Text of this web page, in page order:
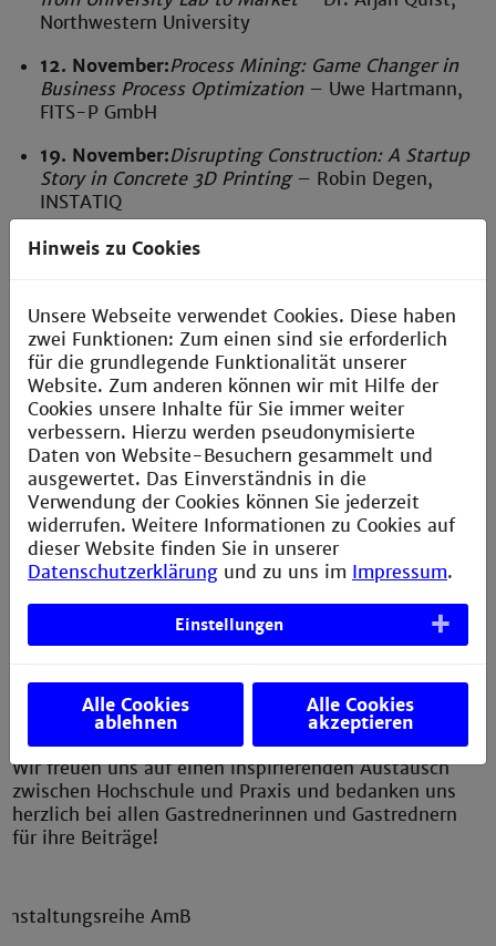
Northwestern University
12. November:Process Mining: Game Changer in
Business Process Optimization– Uwe Hartmann,
FITS-P GmbH
19. November:Disrupting Construction: A Startup
Story in Concrete 3D Printing– Robin Degen,
INSTATIQ
26. November:AI and AI Law: What Must
3. Dezember:AI Agents in Process Industries: From
Buzz to Business Value– Dr. André Moreira, lyfX.ai
10. Dezember:Beyond the Hype: Building Robust
Data at Bosch Mobility Electronics– Andreas
Kreitschmann, Bosch SE
17. Dezember:Smart Logistics: From Dust to
Datasphere– S. Wannemacher, SEW Eurodrive
GmbH
7. Januar 2026:Building Entrepreneurial
Momentum in the Middle of Germany– Prof. Dr.
M. Schuhmacher, JLU Gießen
externe Gäste – sind herzlich eingeladen, an den
Vorträgen teilzunehmen und sich in den
anschließenden Diskussionen aktiv einzubringen.
Wir freuen uns auf einen inspirierenden Austausch
zwischen Hochschule und Praxis und bedanken uns
herzlich bei allen Gastrednerinnen und Gastrednern
für ihre Beiträge!
Hinweis zu Cookies
Unsere Webseite verwendet Cookies. Diese haben
zwei Funktionen: Zum einen sind sie erforderlich
für die grundlegende Funktionalität unserer
Website. Zum anderen können wir mit Hilfe der
Cookies unsere Inhalte für Sie immer weiter
verbessern. Hierzu werden pseudonymisierte
Daten von Website-Besuchern gesammelt und
ausgewertet. Das Einverständnis in die
Verwendung der Cookies können Sie jederzeit
widerrufen. Weitere Informationen zu Cookies auf
dieser Website finden Sie in unserer
Datenschutzerklärung und zu uns im Impressum.
Einstellungen
Alle Cookies
ablehnen
Alle Cookies
akzeptieren